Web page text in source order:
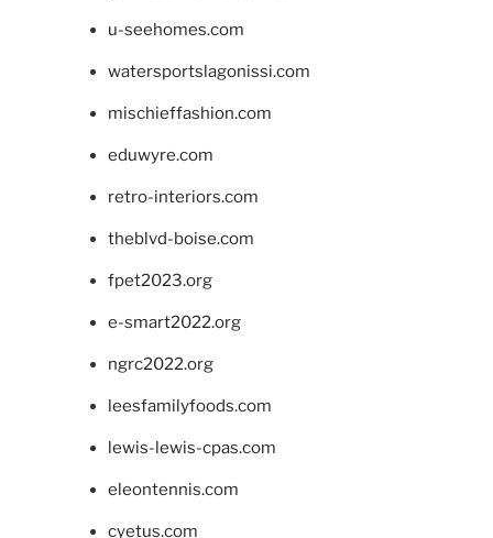
u-seehomes.com
watersportslagonissi.com
mischieffashion.com
eduwyre.com
retro-interiors.com
theblvd-boise.com
fpet2023.org
e-smart2022.org
ngrc2022.org
leesfamilyfoods.com
lewis-lewis-cpas.com
eleontennis.com
cyetus.com